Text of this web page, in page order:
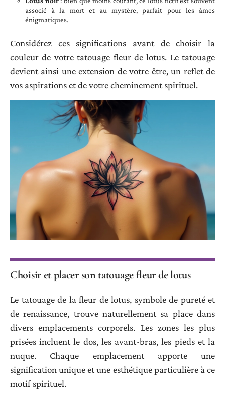
associé à la mort et au mystère, parfait pour les âmes
énigmatiques.
Considérez ces significations avant de choisir la
couleur de votre tatouage fleur de lotus. Le tatouage
devient ainsi une extension de votre être, un reflet de
vos aspirations et de votre cheminement spirituel.
Choisir et placer son tatouage fleur de lotus
Le tatouage de la fleur de lotus, symbole de pureté et
de renaissance, trouve naturellement sa place dans
divers emplacements corporels. Les zones les plus
prisées incluent le dos, les avant-bras, les pieds et la
nuque. Chaque emplacement apporte une
signification unique et une esthétique particulière à ce
motif spirituel.